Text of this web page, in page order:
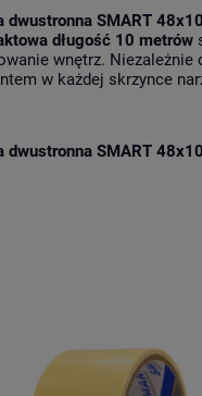
dwustronna SMART 48x10
długość 10 metrów
wnętrz. Niezależnie
w każdej skrzynce
dwustronna SMART 48x10